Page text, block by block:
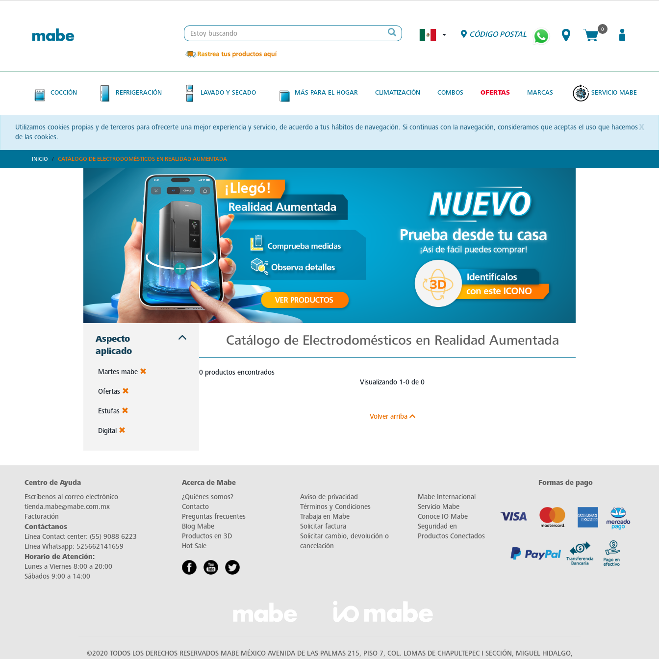
CÓDIGO POSTAL
0
COCCIÓN REFRIGERACIÓN LAVADO Y SECADO MÁS PARA EL HOGAR CLIMATIZACIÓN COMBOS OFERTAS MARCAS SERVICIO MABE
x
Utilizamos cookies propias y de terceros para ofrecerte una mejor experiencia y servicio, de acuerdo a tus hábitos de navegación. Si continuas con la navegación, consideramos que aceptas el uso que hacemos
de las cookies.
INICIO CATÁLOGO DE ELECTRODOMÉSTICOS EN REALIDAD AUMENTADA
Aspecto
aplicado
Martes mabe
Ofertas
Estufas
Digital
Catálogo de Electrodomésticos en Realidad Aumentada
0 productos encontrados
Visualizando 1-0 de 0
Volver arriba
Centro de Ayuda
Escríbenos al correo electrónico
tienda.mabe@mabe.com.mx
Facturación
Contáctanos
Línea Contact center: (55) 9088 6223
Línea Whatsapp: 525662141659
Horario de Atención:
Lunes a Viernes 8:00 a 20:00
Sábados 9:00 a 14:00
Acerca de Mabe
¿Quiénes somos?
Contacto
Preguntas frecuentes
Blog Mabe
Productos en 3D
Hot Sale
Aviso de privacidad
Términos y Condiciones
Trabaja en Mabe
Solicitar factura
Solicitar cambio, devolución o
cancelación
Mabe Internacional
Servicio Mabe
Conoce IO Mabe
Seguridad en
Productos Conectados
Formas de pago
©2020 TODOS LOS DERECHOS RESERVADOS MABE MÉXICO AVENIDA DE LAS PALMAS 215, PISO 7, COL. LOMAS DE CHAPULTEPEC I SECCIÓN, MIGUEL HIDALGO,